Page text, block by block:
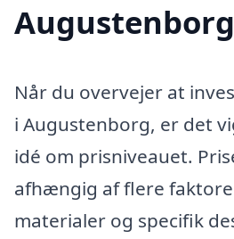
Når du overvejer at
i Augustenborg, er det
idé om prisniveauet.
afhængig af flere
materialer og specifik